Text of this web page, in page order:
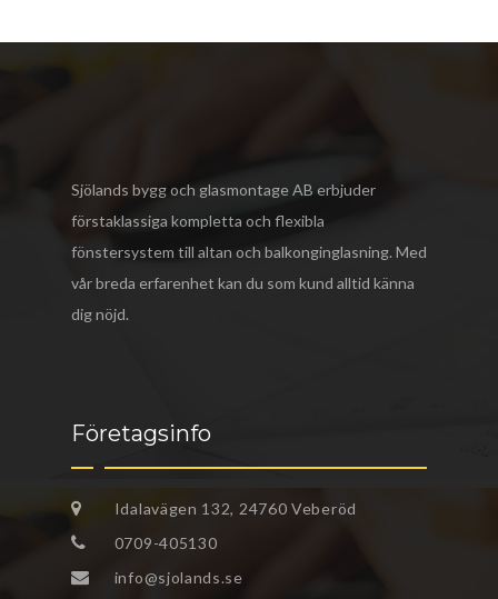
Sjölands bygg och glasmontage AB erbjuder
förstaklassiga kompletta och flexibla
fönstersystem till altan och balkonginglasning. Med
vår breda erfarenhet kan du som kund alltid känna
dig nöjd.
Företagsinfo
Idalavägen 132, 24760 Veberöd
0709-405130
info@sjolands.se